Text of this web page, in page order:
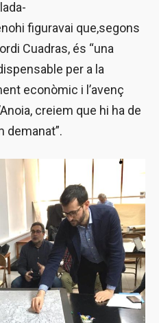
figuravai que,segons
Cuadras, és “una
per a la
econòmic i l’avenç
creiem que hi ha de
demanat”.